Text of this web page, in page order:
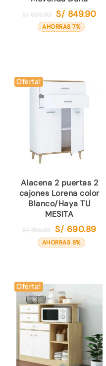
S/909.90
El
precio
S/ 849.90El
AHORRAS 7%
Oferta!
Alacena 2 puertas 2
cajones Lorena color
Blanco/Haya TU
MESITA
S/750.89
El
precio
S/ 690.89El
AHORRAS 8%
Oferta!